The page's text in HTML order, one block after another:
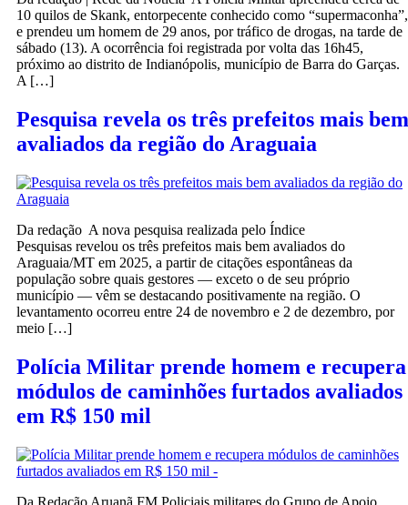
10 quilos de Skank, entorpecente conhecido como “supermaconha”,
e prendeu um homem de 29 anos, por tráfico de drogas, na tarde de
sábado (13). A ocorrência foi registrada por volta das 16h45,
próximo ao distrito de Indianópolis, município de Barra do Garças.
A […]
Pesquisa revela os três prefeitos mais bem
avaliados da região do Araguaia
Da redação A nova pesquisa realizada pelo Índice
Pesquisas revelou os três prefeitos mais bem avaliados do
Araguaia/MT em 2025, a partir de citações espontâneas da
população sobre quais gestores — exceto o de seu próprio
município — vêm se destacando positivamente na região. O
levantamento ocorreu entre 24 de novembro e 2 de dezembro, por
meio […]
Polícia Militar prende homem e recupera
módulos de caminhões furtados avaliados
em R$ 150 mil
Da Redação Aruanã FM Policiais militares do Grupo de Apoio